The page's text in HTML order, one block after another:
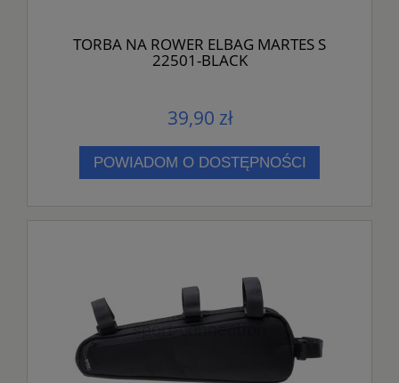
TORBA NA ROWER ELBAG MARTES S
22501-BLACK
39,90 zł
POWIADOM O DOSTĘPNOŚCI